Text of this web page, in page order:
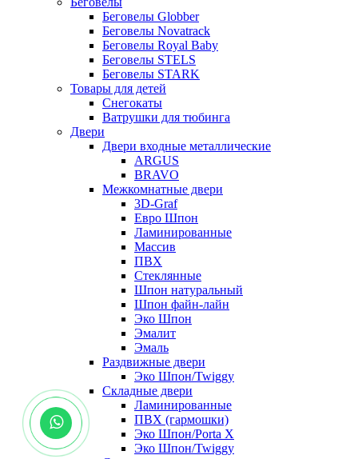
Беговелы Globber
Беговелы Novatrack
Беговелы Royal Baby
Беговелы STELS
Беговелы STARK
Товары для детей
Снегокаты
Ватрушки для тюбинга
Двери
Двери входные металлические
ARGUS
BRAVO
Межкомнатные двери
3D-Graf
Евро Шпон
Ламинированные
Массив
ПВХ
Стеклянные
Шпон натуральный
Шпон файн-лайн
Эко Шпон
Эмалит
Эмаль
Раздвижные двери
Эко Шпон/Twiggy
Складные двери
Ламинированные
ПВХ (гармошки)
Эко Шпон/Porta X
Эко Шпон/Twiggy